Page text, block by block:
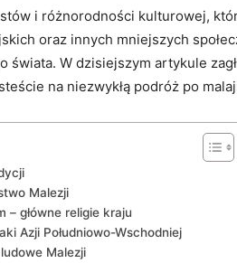
​i różnorodności‌ kulturowej,
oraz innych mniejszych
⁣świata. W dzisiejszym artykule
na ‌niezwykłą⁤ podróż po
Malezji
– główne religie kraju
Azji Południowo-Wschodniej
Malezji